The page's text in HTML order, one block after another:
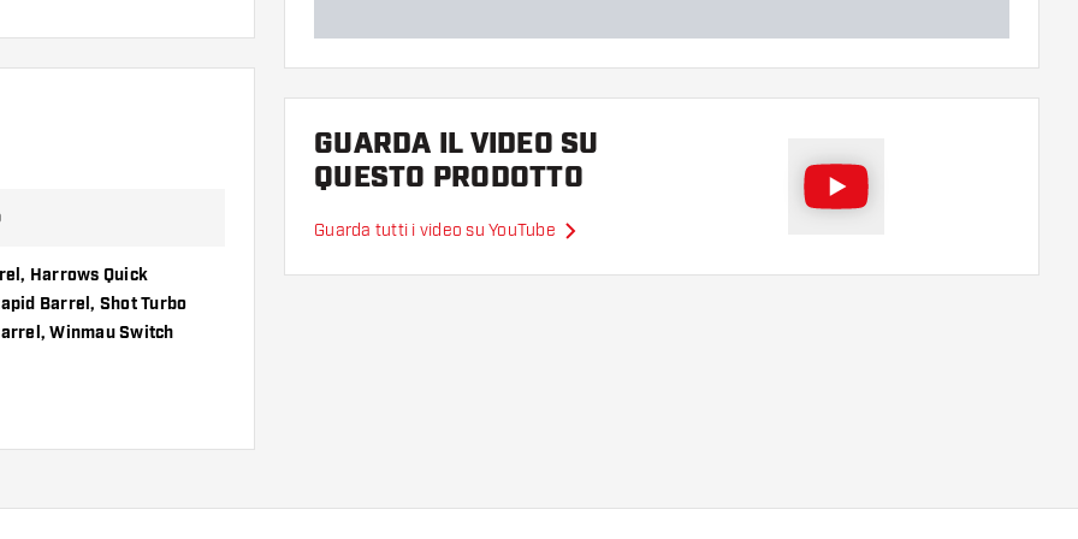
Harrows Quick
Barrel, Shot Turbo
Winmau Switch
GUARDA IL VIDEO SU
QUESTO PRODOTTO
Guarda tutti i video su YouTube